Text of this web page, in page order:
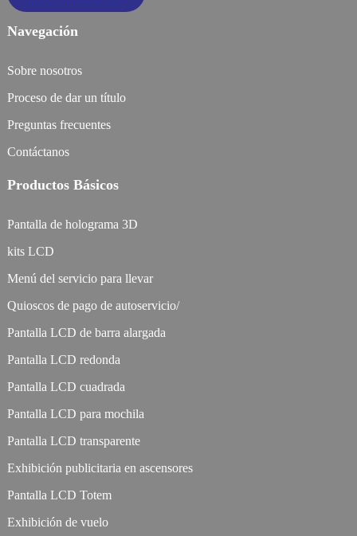
Navegación
Sobre nosotros
Proceso de dar un título
Preguntas frecuentes
Contáctanos
Productos Básicos
Pantalla de holograma 3D
kits LCD
Menú del servicio para llevar
Quioscos de pago de autoservicio/
Pantalla LCD de barra alargada
Pantalla LCD redonda
Pantalla LCD cuadrada
Pantalla LCD para mochila
Pantalla LCD transparente
Exhibición publicitaria en ascensores
Pantalla LCD Totem
Exhibición de vuelo